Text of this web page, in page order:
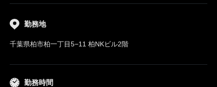
勤務地
千葉県柏市柏一丁目5−11 柏NKビル2階
勤務時間